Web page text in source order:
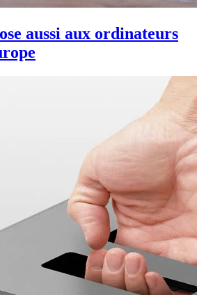
aussi aux ordinateurs